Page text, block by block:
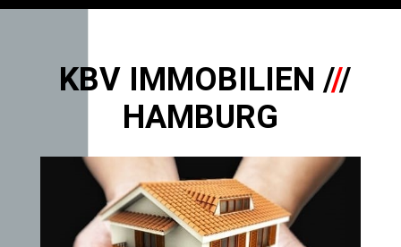
KBV IMMOBILIEN ///
HAMBURG